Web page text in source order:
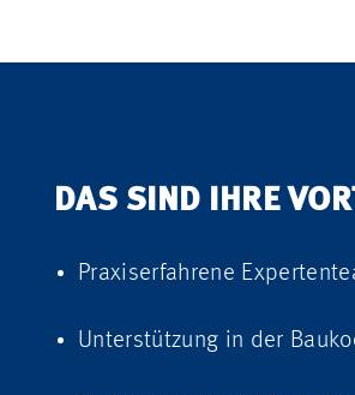
DAS SIND IHRE
Praxiserfahrene
Unterstützung in der